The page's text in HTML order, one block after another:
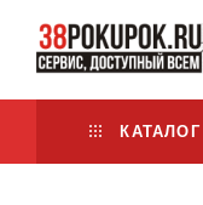
КАТАЛОГ